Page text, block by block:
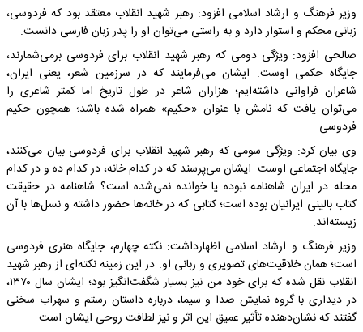
وزیر فرهنگ و ارشاد اسلامی افزود: رهبر شهید انقلاب معتقد بود که فردوسی،
زبانی محکم و استوار دارد و به‌ راستی می‌توان او را پدر زبان فارسی دانست.
صالحی افزود: ویژگی دومی که رهبر شهید انقلاب برای فردوسی برمی‌شمارند،
جایگاه حکمی اوست. ایشان می‌فرمایند که در سرزمین شعر، یعنی ایران،
شاعران فراوانی داشته‌ایم؛ هزاران شاعر در طول تاریخ اما کمتر شاعری را
می‌توان یافت که نامش با عنوان «حکیم» همراه شده باشد؛ همچون حکیم
فردوسی.
وی بیان کرد: ویژگی سومی که رهبر شهید انقلاب برای فردوسی بیان می‌کنند،
جایگاه اجتماعی اوست. ایشان می‌پرسند که در کدام خانه، در کدام ده و در کدام
محله در ایران شاهنامه نبوده یا خوانده نمی‌شده است؟ شاهنامه در حقیقت
کتاب بالینی ایرانیان بوده است؛ کتابی که در خانه‌ها حضور داشته و نسل‌ها با آن
زیسته‌اند.
وزیر فرهنگ و ارشاد اسلامی اظهارداشت: نکته چهارم، جایگاه هنری فردوسی
است؛ همان خلاقیت‌های تصویری و زبانی او. در این زمینه نکته‌ای از رهبر شهید
انقلاب نقل شده که برای خود من نیز بسیار شگفت‌انگیز بود؛ ایشان سال ۱۳۷۰،
در دیداری با گروه نمایش صدا و سیما، درباره داستان رستم و سهراب سخنی
گفتند که نشان‌دهنده تأثیر عمیق این اثر و نیز لطافت روحی ایشان است.